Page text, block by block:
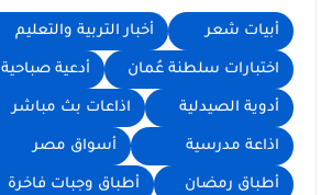
أبيات شعر أخبار التربية والتعليم
اختبارات سلطنة عُمان أدعية صباحية
أدوية الصيدلية اذاعات بث مباشر
اذاعة مدرسية أسواق مصر
أطباق رمضان أطباق وجبات فاخرة